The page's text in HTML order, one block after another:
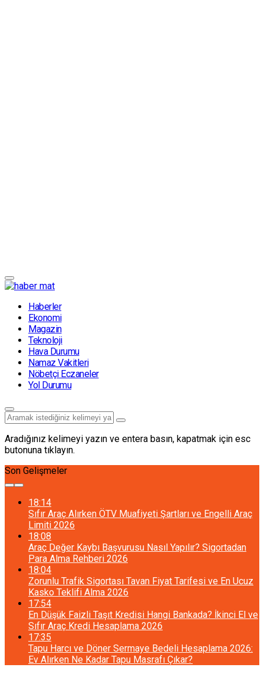
Haberler
Ekonomi
Magazin
Teknoloji
Hava Durumu
Namaz Vakitleri
Nöbetçi Eczaneler
Yol Durumu
Aradığınız kelimeyi yazın ve entera basın, kapatmak için esc
butonuna tıklayın.
Son Gelişmeler
18:14
Sıfır Araç Alırken ÖTV Muafiyeti Şartları ve Engelli Araç
Limiti 2026
18:08
Araç Değer Kaybı Başvurusu Nasıl Yapılır? Sigortadan
Para Alma Rehberi 2026
18:04
Zorunlu Trafik Sigortası Tavan Fiyat Tarifesi ve En Ucuz
Kasko Teklifi Alma 2026
17:54
En Düşük Faizli Taşıt Kredisi Hangi Bankada? İkinci El ve
Sıfır Araç Kredi Hesaplama 2026
17:35
Tapu Harcı ve Döner Sermaye Bedeli Hesaplama 2026:
Ev Alırken Ne Kadar Tapu Masrafı Çıkar?